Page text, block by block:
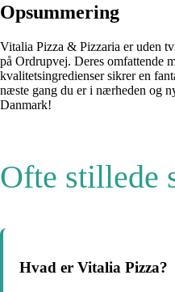
Opsummering
Vitalia Pizza & Pizzaria er uden
på Ordrupvej. Deres omfattende
kvalitetsingredienser sikrer en
næste gang du er i nærheden og
Danmark!
Ofte stillede
Hvad er Vitalia Pizza?